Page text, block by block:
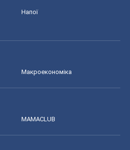
Напої
Макроекономіка
MAMACLUB